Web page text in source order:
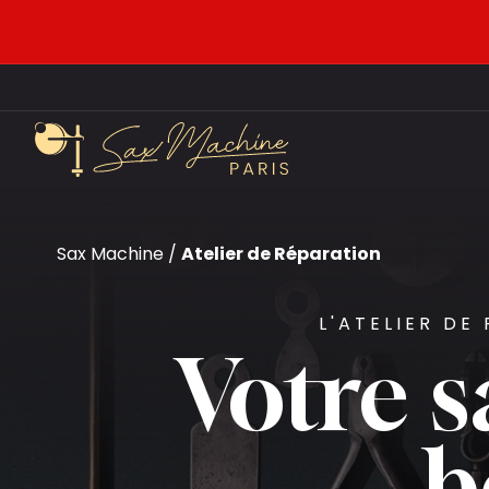
Sax Machine / Atelier de Réparation
L'ATELIER DE
Votre